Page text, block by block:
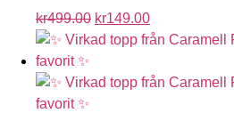
kr499.00 kr149.00